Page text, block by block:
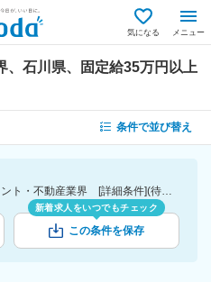
気になる メニュー
、石川県、固定給35万円以上
条件で並び替え
[勤務地]石川県 [業種]建設・プラント・不動産業界 [詳細条件](待遇・福利厚生)固定給35万円以上
新着求人をいつでもチェック
この条件を保存